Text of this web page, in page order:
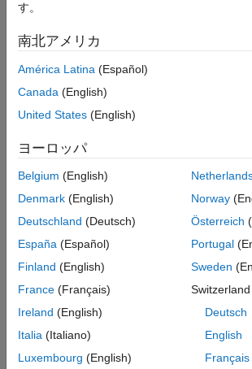
MATLAB での .NET データ型
MATLAB での .NET プロパティ
MATLAB での .NET メソッド
MATLAB での .NET イベントと .NET デリゲ
MATLAB での.NET ジェネリック クラス
列挙型を指します。
基となる値 — 列挙メンバーに関連付け
メモ
MATLAB 言語では、ユーザー定義の
トします。MATLAB で定義された列
場合は、MATLAB クラスの作成
列挙
関数
bitnot
.NET 列挙オブジェクトのビッ
す。
南北アメリカ
América Latina (Español)
Canada (English)
United States (English)
ヨーロッパ
Belgium (English)
Denmark (English)
Deutschland (Deutsch)
España (Español)
Finland (English)
France (Français)
Ireland (English)
Italia (Italiano)
Luxembourg (English)
Norway
Österreich
Portugal
Sweden
Switzerland
Deutsch
English
Français